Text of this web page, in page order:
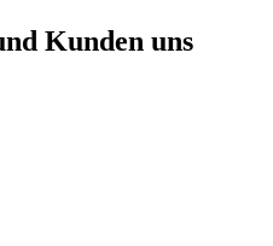
Kunden uns